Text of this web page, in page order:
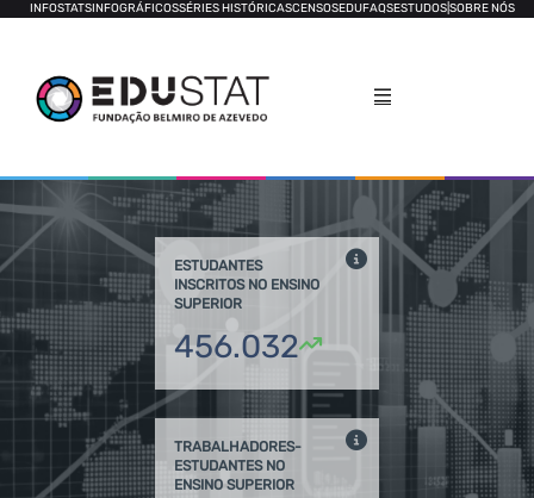
INFOSTATSINFOGRÁFICOSSÉRIES HISTÓRICASCENSOSEDUFAQSESTUDOSSOBRE NÓS
ESTUDANTES
INSCRITOS NO ENSINO
SUPERIOR
456.032
TRABALHADORES-
ESTUDANTES NO
ENSINO SUPERIOR